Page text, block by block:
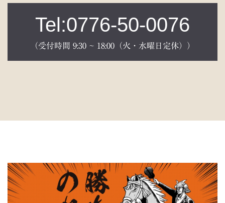
Tel:0776-50-0076
（受付時間 9:30 ~ 18:00（火・水曜日定休））